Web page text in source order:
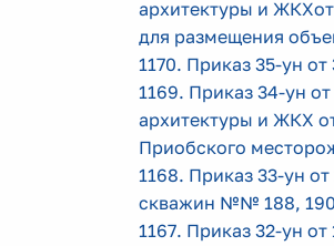
архитектуры и
для размещения
1170. Приказ 35-ун
1169. Приказ 34-ун
архитектуры и ЖКХ
Приобского
1168. Приказ 33-ун
скважин №№ 188,
1167. Приказ 32-ун